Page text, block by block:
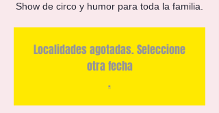
Show de circo y humor para toda la familia.
Localidades agotadas. Seleccione
otra fecha
.